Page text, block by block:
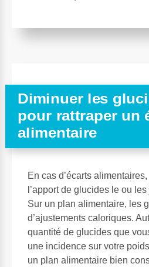
Diminuer les
pour rattraper un
alimentaire
En cas d’écarts
l’apport de glucides le ou
Sur un plan alimentaire, les
d’ajustements caloriques.
quantité de glucides que
une incidence sur votre
un plan alimentaire bien